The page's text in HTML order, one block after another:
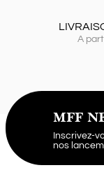
A
MFF
Inscrivez-
nos